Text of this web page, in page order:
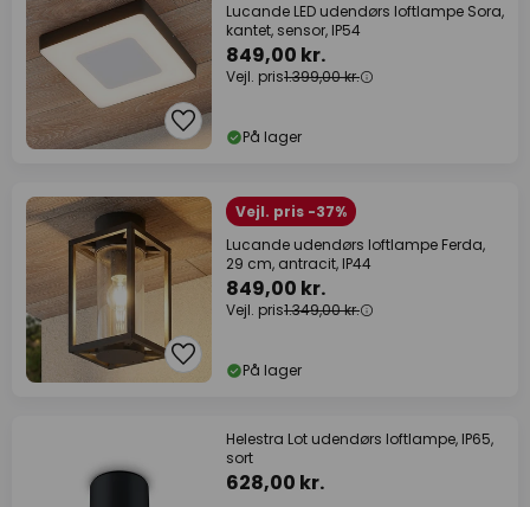
Lucande LED udendørs loftlampe Sora,
kantet, sensor, IP54
849,00 kr.
Vejl. pris1.399,00 kr.
På lager
Vejl. pris -37%
Lucande udendørs loftlampe Ferda,
29 cm, antracit, IP44
849,00 kr.
Vejl. pris1.349,00 kr.
På lager
Helestra Lot udendørs loftlampe, IP65,
sort
628,00 kr.